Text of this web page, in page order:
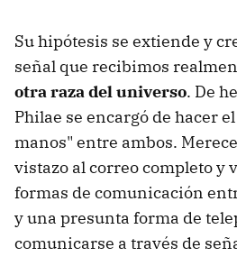
Su hipótesis se extiende y
señal que recibimos
otra raza del universo. De
Philae se encargó de hacer
manos" entre ambos.
vistazo al correo completo y
formas de comunicación
y una presunta forma de
comunicarse a través de